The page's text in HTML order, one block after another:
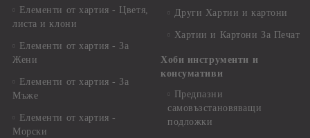
Елементи от хартия - Цветя,
листа и клони
Елементи от хартия - За
Жени
Елементи от хартия - За
Мъже
Елементи от хартия -
Морски
Други Хартии и картони
Хартии и Картони За Печат
Хоби инструменти и
консумативи
Предпазни
самовъзстановяващи
подложки